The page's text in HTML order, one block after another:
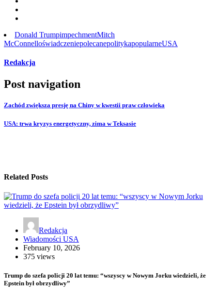
Donald TrumpimpechmentMitch
McConnelloświadczeniepolecanepolitykapopularneUSA
Redakcja
Post navigation
Zachód zwiększa presję na Chiny w kwestii praw człowieka
USA: trwa kryzys energetyczny, zima w Teksasie
Related Posts
Redakcja
Wiadomości USA
February 10, 2026
375 views
Trump do szefa policji 20 lat temu: “wszyscy w Nowym Jorku wiedzieli, że
Epstein był obrzydliwy”